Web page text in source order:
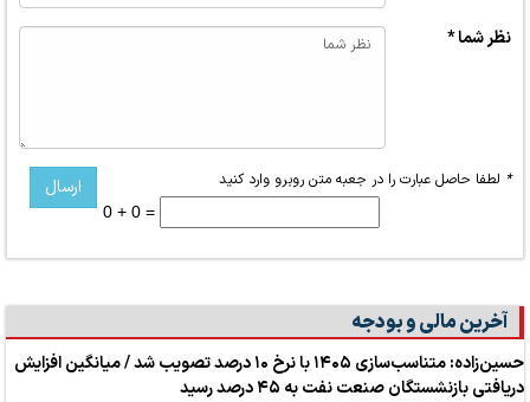
نظر شما *
* لطفا حاصل عبارت را در جعبه متن روبرو وارد کنید
0 + 0 =
آخرین مالی و بودجه
حسین‌زاده: متناسب‌سازی ۱۴۰۵ با نرخ ۱۰ درصد تصویب شد / میانگین افزایش
دریافتی بازنشستگان صنعت نفت به ۴۵ درصد رسید